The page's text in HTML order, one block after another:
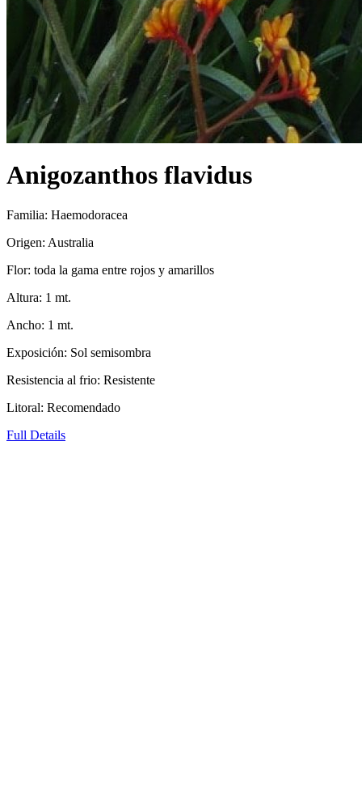
Anigozanthos flavidus
Familia: Haemodoracea
Origen: Australia
Flor: toda la gama entre rojos y amarillos
Altura: 1 mt.
Ancho: 1 mt.
Exposición: Sol semisombra
Resistencia al frio: Resistente
Litoral: Recomendado
Full Details